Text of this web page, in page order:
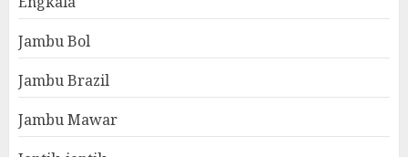
Jambu Bol
Jambu Brazil
Jambu Mawar